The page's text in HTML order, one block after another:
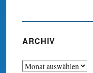
ARCHIV
Archiv